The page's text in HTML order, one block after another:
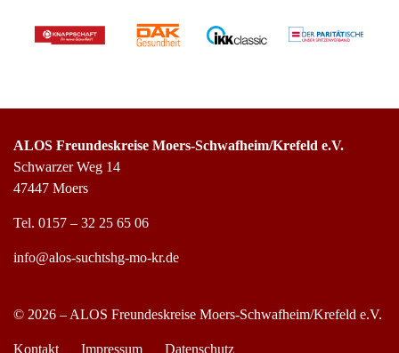
ALOS Freundeskreise Moers-Schwafheim/Krefeld e.V.
Schwarzer Weg 14
47447 Moers
Tel. 0157 – 32 25 65 06
info@alos-suchtshg-mo-kr.de
© 2026 – ALOS Freundeskreise Moers-Schwafheim/Krefeld e.V.
Kontakt Impressum Datenschutz